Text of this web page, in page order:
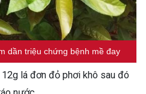
dần triệu chứng bệnh mề đay
lá đơn đỏ phơi khô sau đó